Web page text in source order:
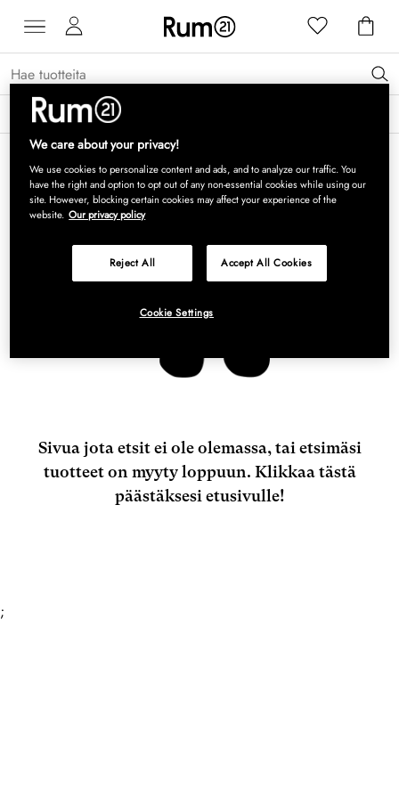
Saat 15 % alennusta Grythyttan Stålmöbler -tuotteista* →
Sivua jota etsit ei ole olemassa, tai etsimäsi
tuotteet on myyty loppuun. Klikkaa tästä
päästäksesi etusivulle!
;
We care about your privacy!
We use cookies to personalize content and ads, and to analyze our traffic. You
have the right and option to opt out of any non-essential cookies while using our
site. However, blocking certain cookies may affect your experience of the
website. Our privacy policy
Reject All Accept All Cookies
Cookie Settings